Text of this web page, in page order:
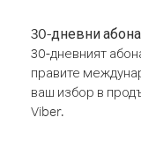
30-дневни
30-дневният
правите
ваш избор в
Viber.